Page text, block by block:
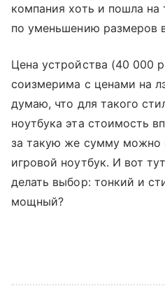
компания хоть и пошла на
по уменьшению размеров
Цена устройства (40 000
соизмерима с ценами на
думаю, что для такого
ноутбука эта стоимость
за такую же сумму можно
игровой ноутбук. И вот
делать выбор: тонкий и
мощный?